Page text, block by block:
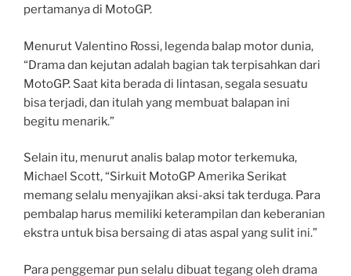
pertamanya di MotoGP.
Menurut Valentino Rossi, legenda balap motor dunia,
“Drama dan kejutan adalah bagian tak terpisahkan dari
MotoGP. Saat kita berada di lintasan, segala sesuatu
bisa terjadi, dan itulah yang membuat balapan ini
begitu menarik.”
Selain itu, menurut analis balap motor terkemuka,
Michael Scott, “Sirkuit MotoGP Amerika Serikat
memang selalu menyajikan aksi-aksi tak terduga. Para
pembalap harus memiliki keterampilan dan keberanian
ekstra untuk bisa bersaing di atas aspal yang sulit ini.”
Para penggemar pun selalu dibuat tegang oleh drama